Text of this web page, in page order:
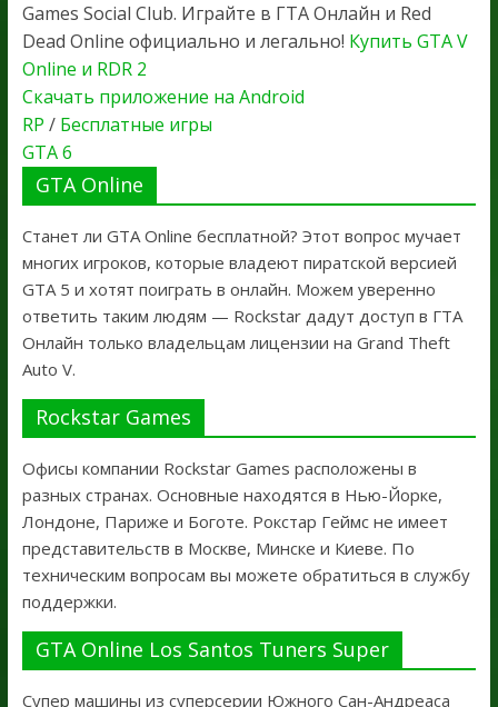
Games Social Club. Играйте в ГТА Онлайн и Red
Dead Online официально и легально! Купить GTA V
Online и RDR 2
Скачать приложение на Android
RP / Бесплатные игры
GTA 6
GTA Online
Станет ли GTA Online бесплатной? Этот вопрос мучает
многих игроков, которые владеют пиратской версией
GTA 5 и хотят поиграть в онлайн. Можем уверенно
ответить таким людям — Rockstar дадут доступ в ГТА
Онлайн только владельцам лицензии на Grand Theft
Auto V.
Rockstar Games
Офисы компании Rockstar Games расположены в
разных странах. Основные находятся в Нью-Йорке,
Лондоне, Париже и Боготе. Рокстар Геймс не имеет
представительств в Москве, Минске и Киеве. По
техническим вопросам вы можете обратиться в службу
поддержки.
GTA Online Los Santos Tuners Super
Супер машины из суперсерии Южного Сан-Андреаса